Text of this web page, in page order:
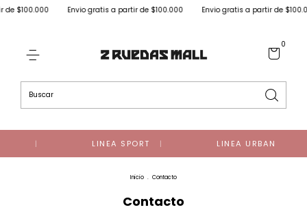
Envio gratis a partir de $100.000 Envio gratis a partir de $100.000
0
LINEA SPORT LINEA URBAN
Inicio . Contacto
Contacto